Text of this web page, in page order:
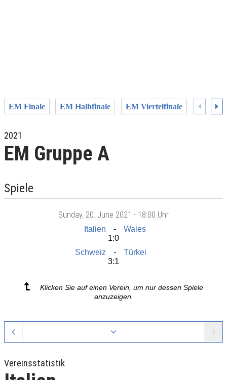
EM Finale EM Halbfinale EM Viertelfinale EM
2021
EM Gruppe A
Spiele
Sunday, 20. June 2021 - 18:00 Uhr
Italien
Wales
1:0
Schweiz
Türkei
3:1
Klicken Sie auf einen Verein, um nur dessen Spiele
anzuzeigen.
Vereinsstatistik